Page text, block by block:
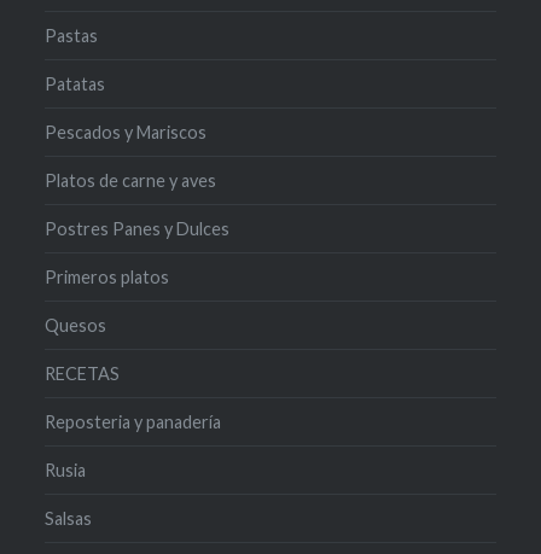
Pastas
Patatas
Pescados y Mariscos
Platos de carne y aves
Postres Panes y Dulces
Primeros platos
Quesos
RECETAS
Reposteria y panadería
Rusia
Salsas